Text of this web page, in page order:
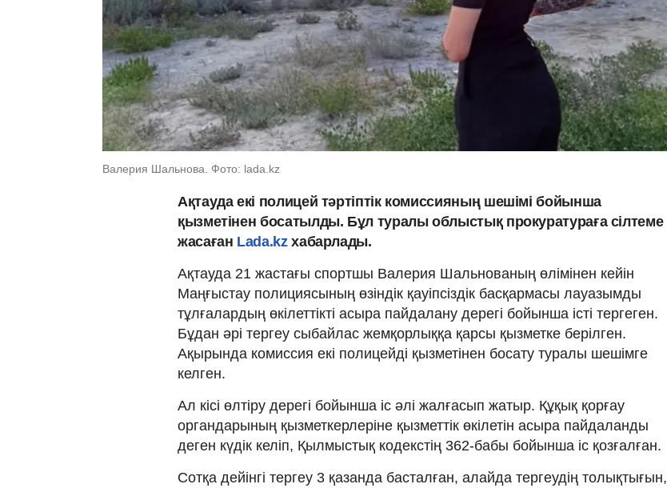
Валерия Шальнова. Фото: lada.kz
Ақтауда екі полицей тәртіптік комиссияның шешімі бойынша
қызметінен босатылды. Бұл туралы облыстық прокуратураға сілтеме
жасаған Lada.kzхабарлады.
Ақтауда 21 жастағы спортшы Валерия Шальнованың өлімінен кейін
Маңғыстау полициясының өзіндік қауіпсіздік басқармасы лауазымды
тұлғалардың өкілеттікті асыра пайдалану дерегі бойынша істі тергеген.
Бұдан әрі тергеу сыбайлас жемқорлыққа қарсы қызметке берілген.
Ақырында комиссия екі полицейді қызметінен босату туралы шешімге
келген.
Ал кісі өлтіру дерегі бойынша іс әлі жалғасып жатыр. Құқық қорғау
органдарының қызметкерлеріне қызметтік өкілетін асыра пайдаланды
деген күдік келіп, Қылмыстық кодекстің 362-бабы бойынша іс қозғалған.
Сотқа дейінгі тергеу 3 қазанда басталған, алайда тергеудің толықтығын,